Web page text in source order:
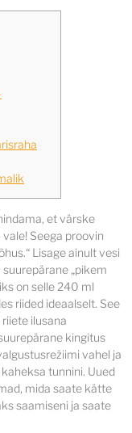
et värske
Seega proovin
Lisage ainult vesi
„pikem
on selle 240 ml
riided ideaalselt. See
ilusana
kingitus
vahel ja
tunnini. Uued
mida saate kätte
saamiseni ja saate